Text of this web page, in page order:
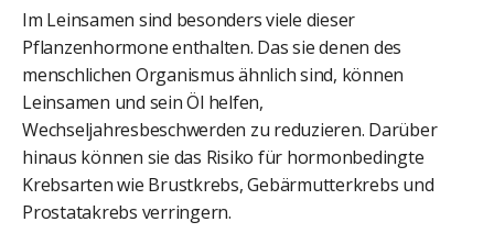
Im Leinsamen sind besonders viele dieser
Pflanzenhormone enthalten. Das sie denen des
menschlichen Organismus ähnlich sind, können
Leinsamen und sein Öl helfen,
Wechseljahresbeschwerden zu reduzieren. Darüber
hinaus können sie das Risiko für hormonbedingte
Krebsarten wie Brustkrebs, Gebärmutterkrebs und
Prostatakrebs verringern.